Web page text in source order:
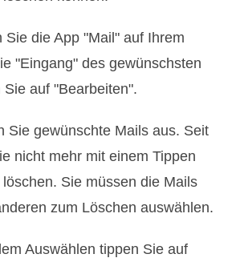
Sie die App "Mail" auf Ihrem
"Eingang" des gewünschsten
auf "Bearbeiten".
Sie gewünschte Mails aus. Seit
nicht mehr mit einem Tippen
Sie müssen die Mails
zum Löschen auswählen.
Auswählen tippen Sie auf